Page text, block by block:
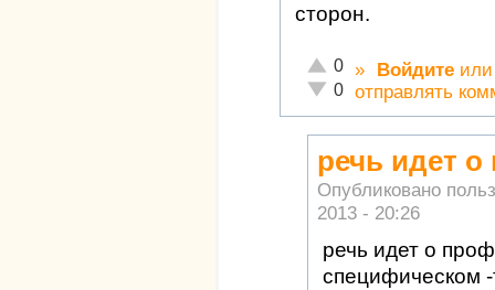
сторон.
Отлично!
0
Неадекватно!
0
» Войдите
отправлять
речь идет
Опубликовано
2013 - 20:26
речь идет о
специфическом